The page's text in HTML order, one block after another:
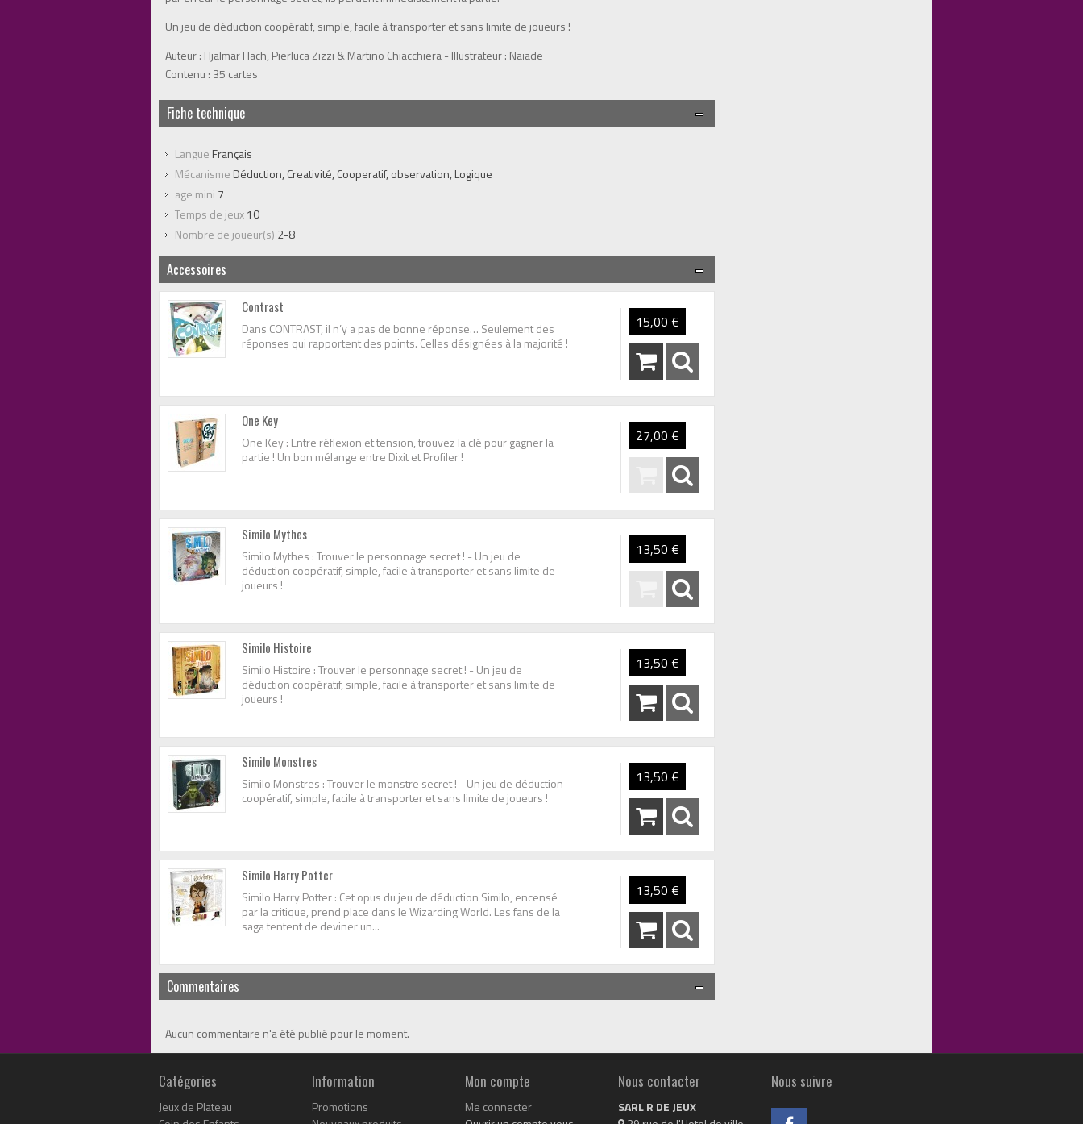
Un jeu de déduction coopératif, simple, facile à transporter et sans limite de joueurs !
Auteur : Hjalmar Hach, Pierluca Zizzi & Martino Chiacchiera - Illustrateur : Naïade
Contenu : 35 cartes
Fiche technique
Langue Français
Mécanisme Déduction, Creativité, Cooperatif, observation, Logique
age mini 7
Temps de jeux10
Nombre de joueur(s) 2-8
Accessoires
Contrast
Dans CONTRAST, il n’y a pas de bonne réponse… Seulement des
réponses qui rapportent des points. Celles désignées à la majorité !
15,00 €
One Key
One Key : Entre réflexion et tension, trouvez la clé pour gagner la
partie ! Un bon mélange entre Dixit et Profiler !
27,00 €
Similo Mythes
Similo Mythes : Trouver le personnage secret ! - Un jeu de
déduction coopératif, simple, facile à transporter et sans limite de
joueurs !
13,50 €
Similo Histoire
Similo Histoire : Trouver le personnage secret ! - Un jeu de
déduction coopératif, simple, facile à transporter et sans limite de
joueurs !
13,50 €
Similo Monstres
Similo Monstres : Trouver le monstre secret ! - Un jeu de déduction
coopératif, simple, facile à transporter et sans limite de joueurs !
13,50 €
Similo Harry Potter
Similo Harry Potter : Cet opus du jeu de déduction Similo, encensé
par la critique, prend place dans le Wizarding World. Les fans de la
saga tentent de deviner un...
13,50 €
Commentaires
Aucun commentaire n'a été publié pour le moment.
Catégories
Jeux de Plateau
Information
Promotions
Mon compte
Me connecter
Nous contacter
SARL R DE JEUX
Nous suivre